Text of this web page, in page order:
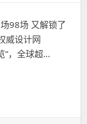
98场 又解锁了
威设计网
”，全球超…
！